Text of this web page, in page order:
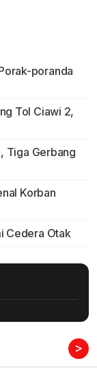
poranda
Tol Ciawi 2,
Tiga Gerbang
Korban
Cedera Otak
>